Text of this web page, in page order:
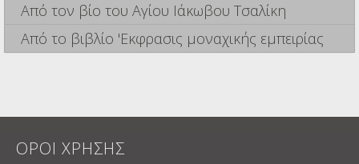
Από τον βίο του Αγίου Ιάκωβου Τσαλίκη
Από το βιβλίο 'Εκφρασις μοναχικής εμπειρίας
ΟΡΟΙ ΧΡΗΣΗΣ